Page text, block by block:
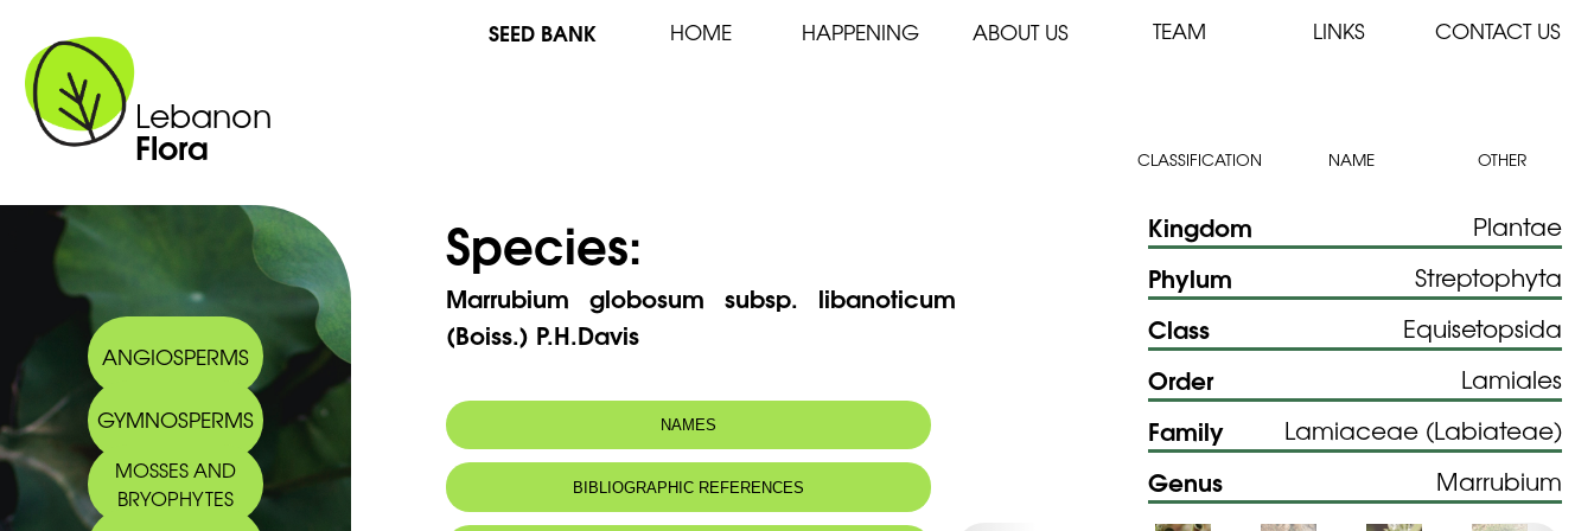
Lebanon
Flora
SEED BANK HOME HAPPENING ABOUT US TEAM LINKS CONTACT US
CLASSIFICATION NAME OTHER
ANGIOSPERMS
GYMNOSPERMS
MOSSES AND
BRYOPHYTES
Species:
Marrubium globosum subsp. libanoticum
(Boiss.) P.H.Davis
NAMES
Marrubium libanoticum Boiss.
Arabic name: فراسيون لبناني
BIBLIOGRAPHIC REFERENCES
Kingdom Plantae
Phylum Streptophyta
Class Equisetopsida
Order Lamiales
Family Lamiaceae (Labiateae)
Genus Marrubium